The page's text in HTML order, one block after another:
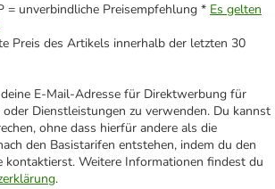
= unverbindliche Preisempfehlung * Es gelten
Preis des Artikels innerhalb der letzten 30
E-Mail-Adresse für Direktwerbung für
oder Dienstleistungen zu verwenden. Du kannst
ohne dass hierfür andere als die
den Basistarifen entstehen, indem du den
kontaktierst. Weitere Informationen findest du
.